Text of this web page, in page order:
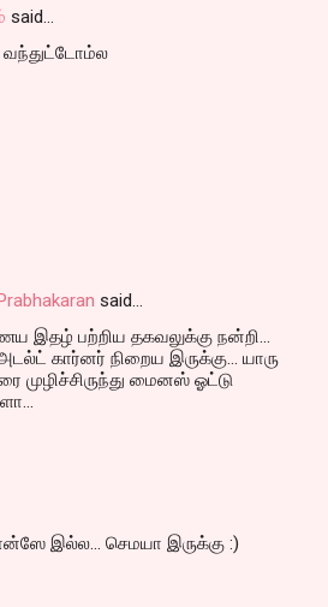
said…
said…
பற்றிய தகவலுக்கு நன்றி...
கார்னர் நிறைய இருக்கு... யாரு
முழிச்சிருந்து மைனஸ் ஓட்டு
இல்ல... செமயா இருக்கு :)